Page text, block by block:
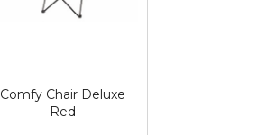
Comfy Chair Deluxe
Red